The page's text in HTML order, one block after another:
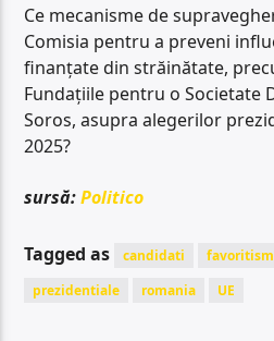
Ce mecanisme de
Comisia pentru a preveni
finanțate din străinătate,
Fundațiile pentru o Societate
Soros, asupra alegerilor
2025?
sursă:Politico
Tagged as candidati favoritism
prezidentiale
romania UE